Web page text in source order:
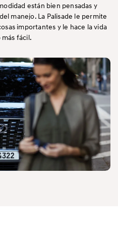
están bien pensadas y
manejo. La Palisade le permite
importantes y le hace la vida
fácil.